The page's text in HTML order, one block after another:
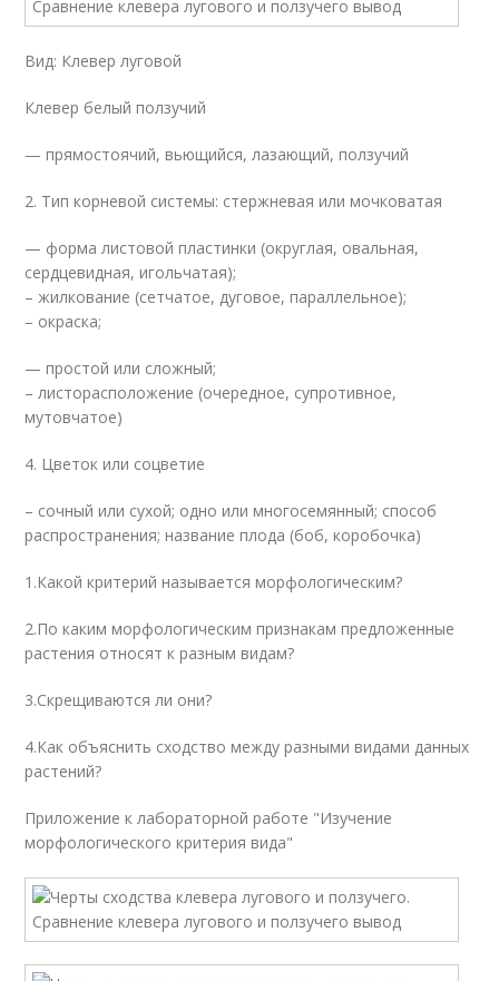
Вид: Клевер луговой
Клевер белый ползучий
— прямостоячий, вьющийся, лазающий, ползучий
2. Тип корневой системы: стержневая или мочковатая
— форма листовой пластинки (округлая, овальная,
сердцевидная, игольчатая);
– жилкование (сетчатое, дуговое, параллельное);
– окраска;
— простой или сложный;
– листорасположение (очередное, супротивное,
мутовчатое)
4. Цветок или соцветие
– сочный или сухой; одно или многосемянный; способ
распространения; название плода (боб, коробочка)
1.Какой критерий называется морфологическим?
2.По каким морфологическим признакам предложенные
растения относят к разным видам?
3.Скрещиваются ли они?
4.Как объяснить сходство между разными видами данных
растений?
Приложение к лабораторной работе "Изучение
морфологического критерия вида"